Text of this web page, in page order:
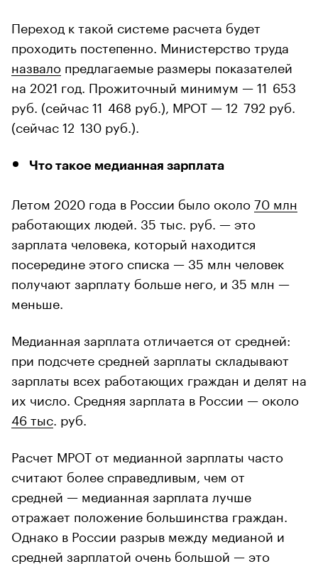
Переход к такой системе расчета будет
проходить постепенно. Министерство труда
назвало предлагаемые размеры показателей
на 2021 год. Прожиточный минимум — 11 653
руб. (сейчас 11 468 руб.), МРОТ — 12 792 руб.
(сейчас 12 130 руб.).
Что такое медианная зарплата
Летом 2020 года в России было около70 млн
работающих людей. 35 тыс. руб. — это
зарплата человека, который находится
посередине этого списка — 35 млн человек
получают зарплату больше него, и 35 млн —
меньше.
Медианная зарплата отличается от средней:
при подсчете средней зарплаты складывают
зарплаты всех работающих граждан и делят на
их число. Средняя зарплата в России — около
46 тыс . руб.
Расчет МРОТ от медианной зарплаты часто
считают более справедливым, чем от
средней — медианная зарплата лучше
отражает положение большинства граждан.
Однако в России разрыв между медианой и
средней зарплатой очень большой — это